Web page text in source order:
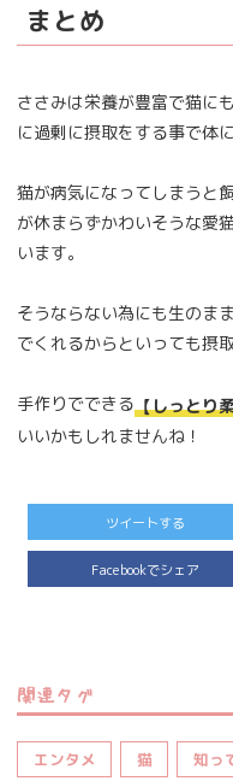
まとめ
ささみは栄養が豊富で猫に
に過剰に摂取をする事で体
猫が病気になってしまうと
が休まらずかわいそうな愛
います。
そうならない為にも生のま
でくれるからといっても摂
手作りでできる【しっとり
いいかもしれませんね！
ツイートする
Facebookでシェア
関連タグ
エンタメ 猫 知っ